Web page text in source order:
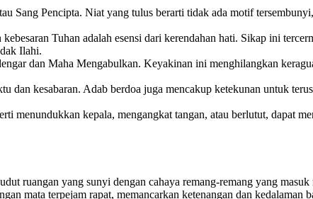
Sang Pencipta. Niat yang tulus berarti tidak ada motif
Tuhan adalah esensi dari kerendahan hati. Sikap ini
Ilahi.
dan Maha Mengabulkan. Keyakinan ini menghilangkan
dan kesabaran. Adab berdoa juga mencakup ketekunan untuk
menundukkan kepala, mengangkat tangan, atau berlutut, dapat
ruangan yang sunyi dengan cahaya remang-remang yang
mata terpejam rapat, memancarkan ketenangan dan kedalaman